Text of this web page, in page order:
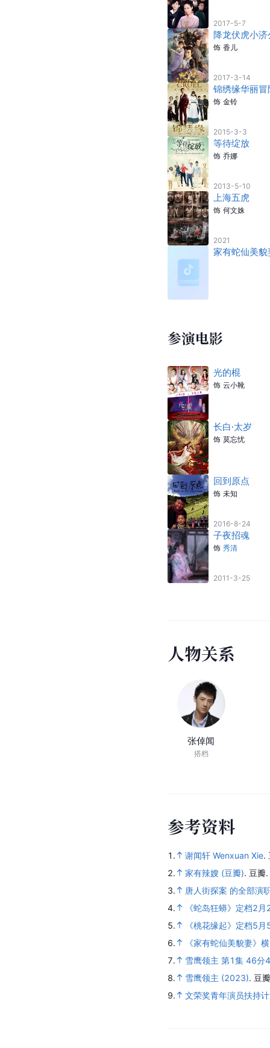
2017-5-7
降龙伏虎小济
饰 香儿
2017-3-14
锦绣缘华丽冒
饰 金铃
2015-3-3
等待绽放
饰 乔娜
2013-5-10
上海五虎
饰 何文姝
2021
家有蛇仙美貌
参演电影
光的棍
饰 云小靴
长白·太岁
饰 莫忘忧
回到原点
饰 未知
2016-8-24
子夜招魂
饰 秀清
2011-3-25
人物关系
张倬闻
搭档
参考资料
1. 谢闻轩 Wenxuan Xie.
2.
家有辣嫂 (豆瓣). 豆瓣.
3.
唐人街探案 的全部演
4.
《蛇岛狂蟒》定档2
5.
《桃花缘起》定档5
6.
《家有蛇仙美貌妻》
7.
雪鹰领主 第1集 46分
8.
雪鹰领主 (2023). 豆
9.
文荣奖青年演员扶持